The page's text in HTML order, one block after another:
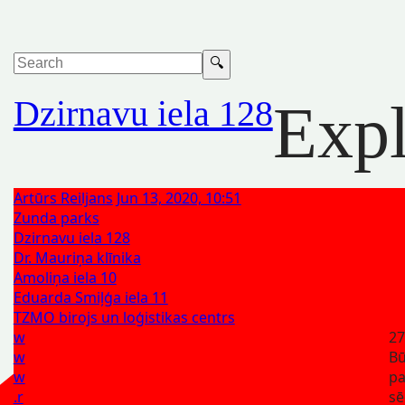
Dzirnavu iela 128
Artūrs Reiljans Jun 13, 2020, 10:51
Zunda parks
Dzirnavu iela 128
Dr. Mauriņa klīnika
Amoliņa iela 10
Eduarda Smiļģa iela 11
TZMO birojs un loģistikas centrs
w
w
w
.r